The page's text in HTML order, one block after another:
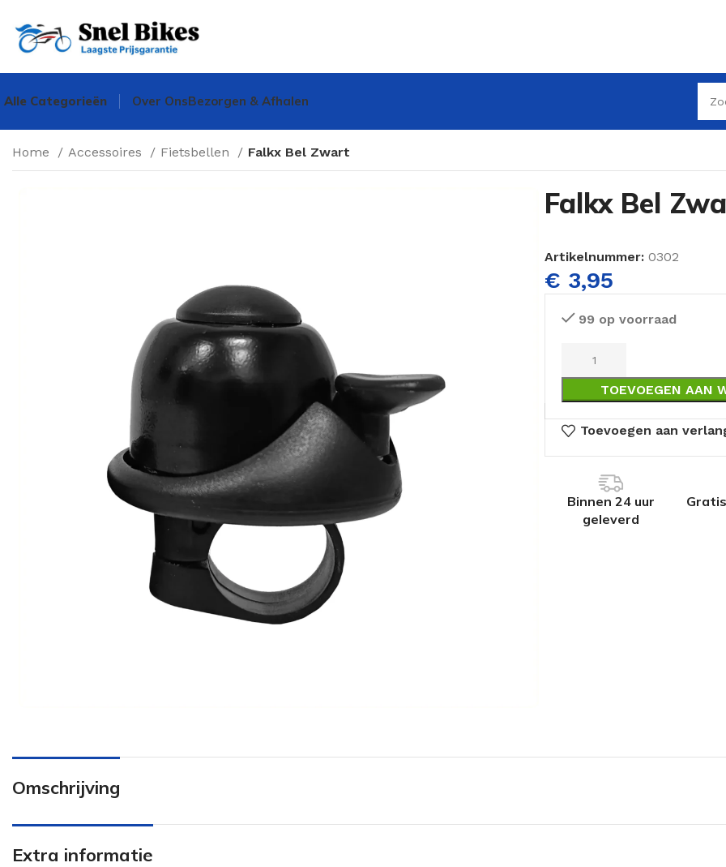
Alle Categorieën Over OnsBezorgen & Afhalen
Home Accessoires Fietsbellen Falkx Bel Zwart
Falkx Bel
Artikelnummer: 0302
€ 3,95
99 op voorraad
TOEVOEGEN AAN
Toevoegen aan
Binnen 24 uur
geleverd
Omschrijving
Extra informatie